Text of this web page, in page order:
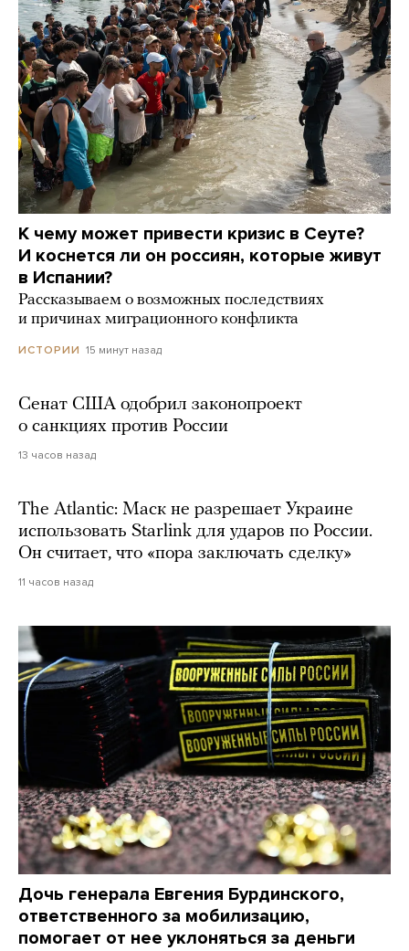
К чему может привести кризис в Сеуте?
И коснется ли он россиян, которые живут
в Испании?
Рассказываем о возможных последствиях
и причинах миграционного конфликта
ИСТОРИИ 15 минут назад
Сенат США одобрил законопроект
о санкциях против России
13 часов назад
The Atlantic: Маск не разрешает Украине
использовать Starlink для ударов по России.
Он считает, что «пора заключать сделку»
11 часов назад
Дочь генерала Евгения Бурдинского,
ответственного за мобилизацию,
помогает от нее уклоняться за деньги